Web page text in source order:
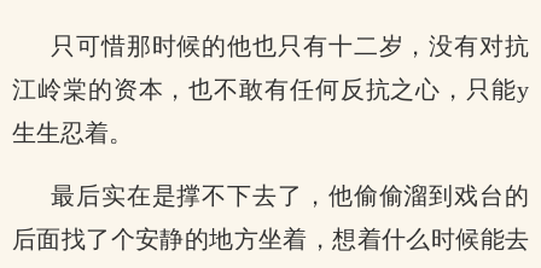
只可惜那时候的他也只有十二岁，没有对抗
江岭棠的资本，也不敢有任何反抗之心，只能y
生生忍着。
最后实在是撑不下去了，他偷偷溜到戏台的
后面找了个安静的地方坐着，想着什么时候能去